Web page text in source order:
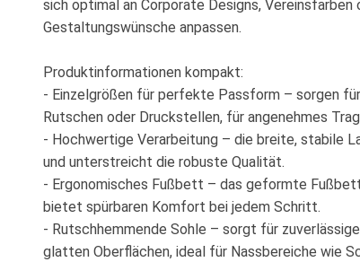
sich optimal an Corporate Designs, Vereinsfarben
Gestaltungswünsche anpassen.
Produktinformationen kompakt:
- Einzelgrößen für perfekte Passform – sorgen
Rutschen oder Druckstellen, für angenehmes
- Hochwertige Verarbeitung – die breite, stabile
und unterstreicht die robuste Qualität.
- Ergonomisches Fußbett – das geformte
bietet spürbaren Komfort bei jedem Schritt.
- Rutschhemmende Sohle – sorgt für
glatten Oberflächen, ideal für Nassbereiche wie